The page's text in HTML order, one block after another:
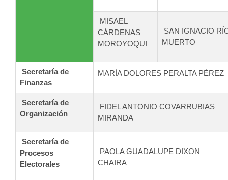
MISAEL
CÁRDENAS
MOROYOQUI
SAN IGNACIO
MUERTO
Secretaría de
Finanzas
MARÍA DOLORES PERALTA PÉREZ
Secretaría de
Organización
FIDEL ANTONIO COVARRUBIAS
MIRANDA
Secretaría de
Procesos
Electorales
PAOLA GUADALUPE DIXON
CHAIRA